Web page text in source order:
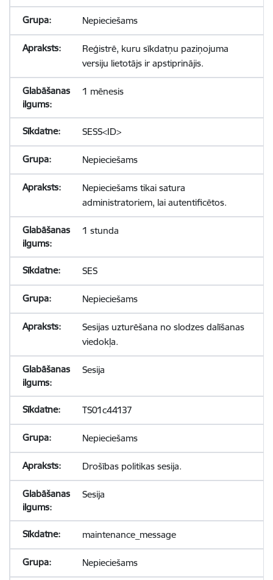
Nepieciešams
Reģistrē, kuru sīkdatņu paziņojuma
versiju lietotājs ir apstiprinājis.
1 mēnesis
SESS<ID>
Nepieciešams
Nepieciešams tikai satura
administratoriem, lai autentificētos.
1 stunda
SES
Nepieciešams
Sesijas uzturēšana no slodzes dalīšanas
viedokļa.
Sesija
TS01c44137
Nepieciešams
Drošības politikas sesija.
Sesija
maintenance_message
Nepieciešams